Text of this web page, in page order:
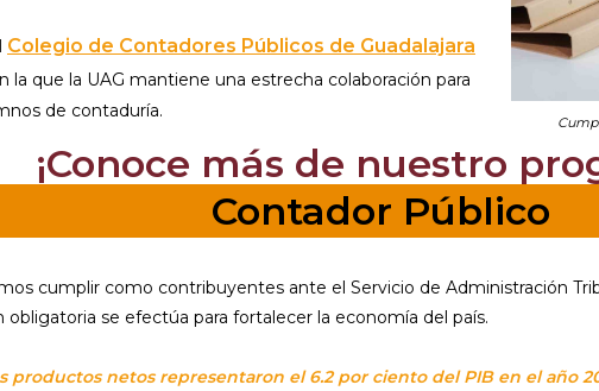
Colegio de Contadores Públicos de Guadalajara
la que la UAG mantiene una estrecha colaboración para
de contaduría.
¡Conoce más de nuestro
Contador Público
cumplir como contribuyentes ante el Servicio de Administración
se efectúa para fortalecer la economía del país.
productos netos representaron el 6.2 por ciento del PIB en el año